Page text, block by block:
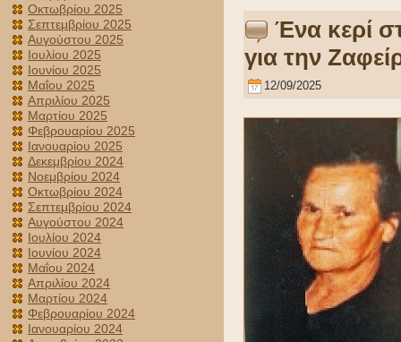
Οκτωβρίου 2025
Σεπτεμβρίου 2025
Αυγούστου 2025
Ιουλίου 2025
Ιουνίου 2025
Μαΐου 2025
Απριλίου 2025
Μαρτίου 2025
Φεβρουαρίου 2025
Ιανουαρίου 2025
Δεκεμβρίου 2024
Νοεμβρίου 2024
Οκτωβρίου 2024
Σεπτεμβρίου 2024
Αυγούστου 2024
Ιουλίου 2024
Ιουνίου 2024
Μαΐου 2024
Απριλίου 2024
Μαρτίου 2024
Φεβρουαρίου 2024
Ιανουαρίου 2024
Ένα κερί
για την
12/09/2025